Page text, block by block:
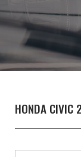
HONDA